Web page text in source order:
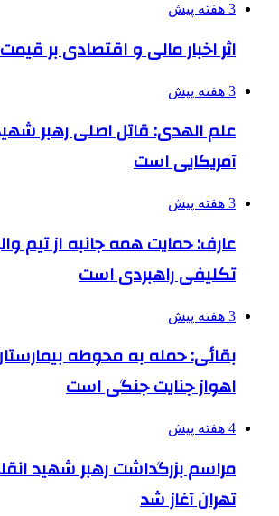
3 هفته پیش
اثر اخبار مالی و اقتصادی بر
3 هفته پیش
علم الهدی: قاتل اصلی رهبر
آمریکایی است
3 هفته پیش
عارف: حمایت همه جانبه از تیم
تکلیفی راهبردی است
3 هفته پیش
بقائی: حمله به محوطه
اهواز جنایت جنگی است
4 هفته پیش
مراسم بزرگداشت رهبر شهید
تهران آغاز شد